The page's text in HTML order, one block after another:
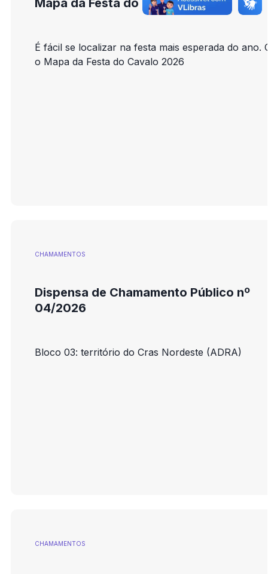
Mapa da Festa do Cavalo 2026
É fácil se localizar na festa mais esperada do ano.
o Mapa da Festa do Cavalo 2026
CHAMAMENTOS
Dispensa de Chamamento Público nº
04/2026
Bloco 03: território do Cras Nordeste (ADRA)
CHAMAMENTOS